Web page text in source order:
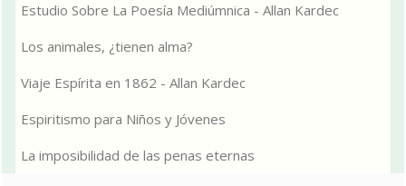
Estudio Sobre La Poesía Mediúmnica - Allan Kardec
Los animales, ¿tienen alma?
Viaje Espírita en 1862 - Allan Kardec
Espiritismo para Niños y Jóvenes
La imposibilidad de las penas eternas